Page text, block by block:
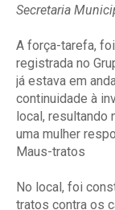
Secretaria
A força-tarefa,
registrada no
já estava em
continuidade à
local, resultando
uma mulher
Maus-tratos
No local, foi
tratos contra os